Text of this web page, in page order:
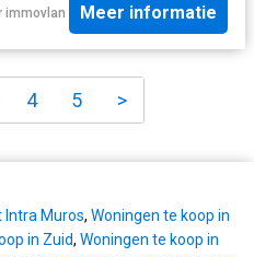
immovlan Meer informatie
4 5 >
Intra Muros, Woningen te koop in
in Zuid, Woningen te koop in